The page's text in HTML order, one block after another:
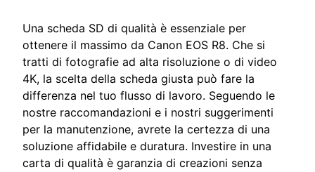
Una scheda SD di qualità è essenziale per
ottenere il massimo da Canon EOS R8. Che si
tratti di fotografie ad alta risoluzione o di video
4K, la scelta della scheda giusta può fare la
differenza nel tuo flusso di lavoro. Seguendo le
nostre raccomandazioni e i nostri suggerimenti
per la manutenzione, avrete la certezza di una
soluzione affidabile e duratura. Investire in una
carta di qualità è garanzia di creazioni senza